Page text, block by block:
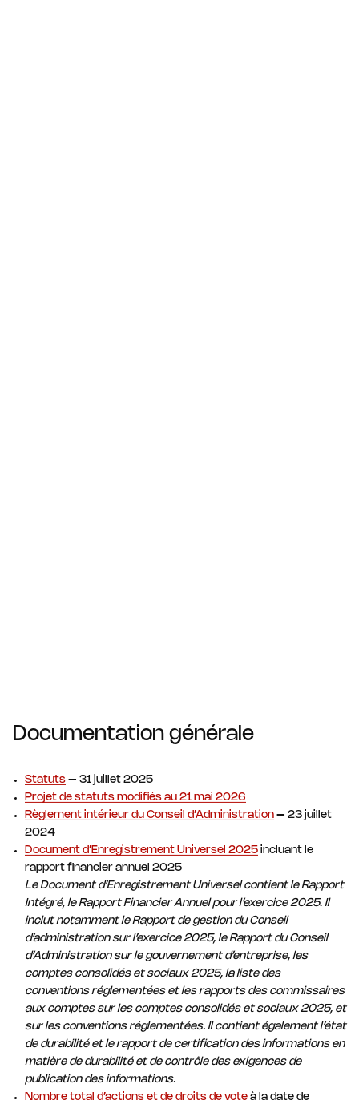
Documentation générale
Statuts – 31 juillet 2025
Projet de statuts modifiés au 21 mai 2026
Règlement intérieur du Conseil d’Administration – 23 juillet
2024
Document d’Enregistrement Universel 2025 incluant le
rapport financier annuel 2025
Le Document d’Enregistrement Universel contient le Rapport
Intégré, le Rapport Financier Annuel pour l’exercice 2025. Il
inclut notamment le Rapport de gestion du Conseil
d’administration sur l’exercice 2025, le Rapport du Conseil
d’Administration sur le gouvernement d’entreprise, les
comptes consolidés et sociaux 2025, la liste des
conventions réglementées et les rapports des commissaires
aux comptes sur les comptes consolidés et sociaux 2025, et
sur les conventions réglementées. Il contient également l’état
de durabilité et le rapport de certification des informations en
matière de durabilité et de contrôle des exigences de
publication des informations.
Nombre total d’actions et de droits de vote à la date de